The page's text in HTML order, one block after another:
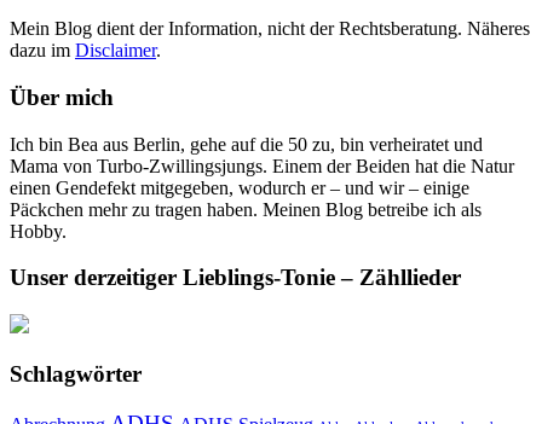
Mein Blog dient der Information, nicht der Rechtsberatung. Näheres
dazu im Disclaimer.
Über mich
Ich bin Bea aus Berlin, gehe auf die 50 zu, bin verheiratet und
Mama von Turbo-Zwillingsjungs. Einem der Beiden hat die Natur
einen Gendefekt mitgegeben, wodurch er – und wir – einige
Päckchen mehr zu tragen haben. Meinen Blog betreibe ich als
Hobby.
Unser derzeitiger Lieblings-Tonie – Zähllieder
Schlagwörter